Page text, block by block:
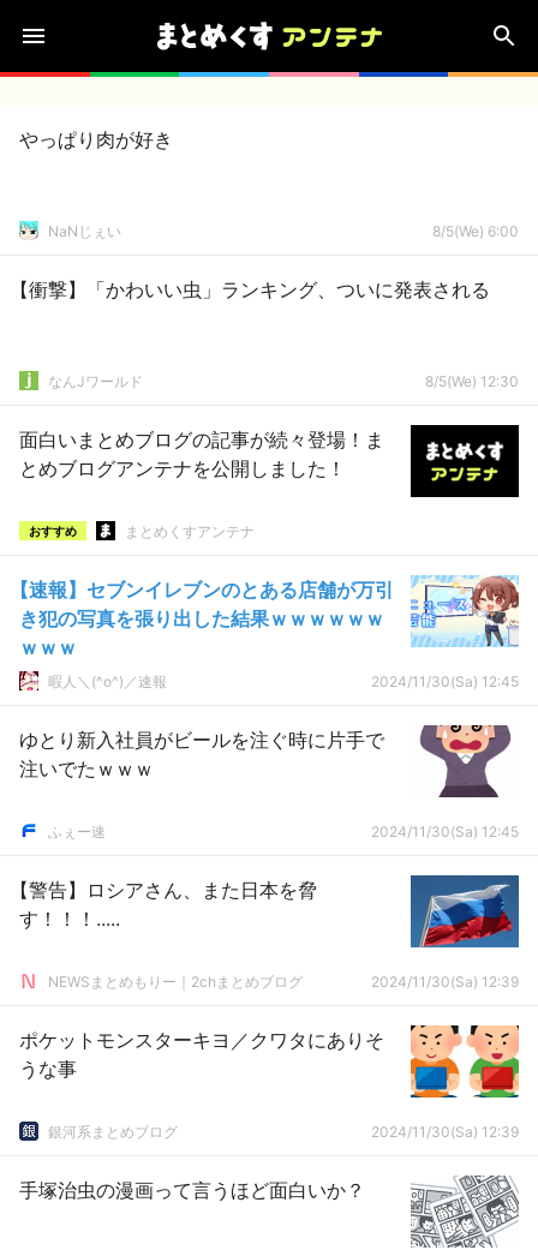
やっぱり肉が好き
NaNじぇい 8/5(We) 6:00
【衝撃】「かわいい虫」ランキング、ついに発表される
なんJワールド 8/5(We) 12:30
面白いまとめブログの記事が続々登場！ま
とめブログアンテナを公開しました！
おすすめ まとめくすアンテナ
【速報】セブンイレブンのとある店舗が万引
き犯の写真を張り出した結果ｗｗｗｗｗｗ
ｗｗｗ
暇人＼(^o^)／速報 2024/11/30(Sa) 12:45
ゆとり新入社員がビールを注ぐ時に片手で
注いでたｗｗｗ
ふぇー速 2024/11/30(Sa) 12:45
【警告】ロシアさん、また日本を脅
す！！！.....
NEWSまとめもりー｜2chまとめブログ 2024/11/30(Sa) 12:39
ポケットモンスターキヨ／クワタにありそ
うな事
銀河系まとめブログ 2024/11/30(Sa) 12:39
手塚治虫の漫画って言うほど面白いか？